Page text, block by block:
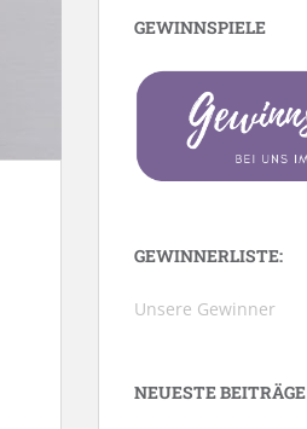
GEWINNSPIELE
GEWINNERLISTE:
Unsere Gewinner
NEUESTE BEITRÄGE